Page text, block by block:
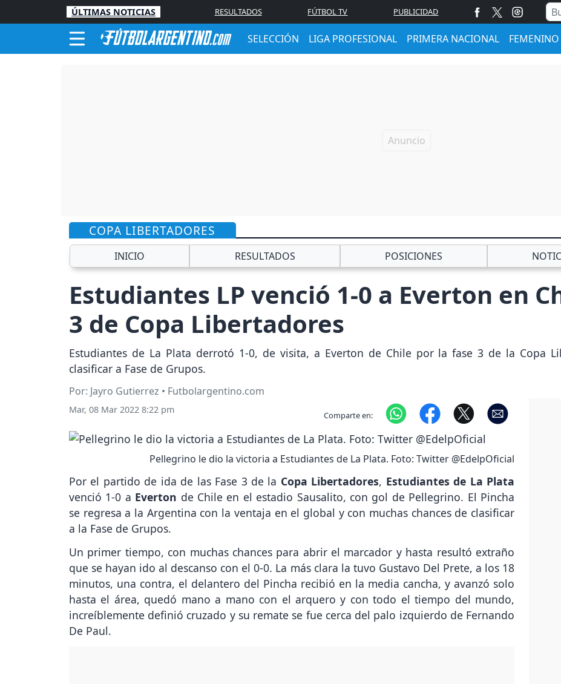
ÚLTIMAS NOTICIAS RESULTADOS FÚTBOL TV PUBLICIDAD
SELECCIÓN LIGA PROFESIONAL PRIMERA NACIONAL FEMENINO
COPA LIBERTADORES
INICIO RESULTADOS POSICIONES
Estudiantes LP venció 1-0 a Everton en
3 de Copa Libertadores
Estudiantes de La Plata derrotó 1-0, de visita, a Everton de Chile por la fase 3 de la Copa
clasificar a Fase de Grupos.
Por: Jayro Gutierrez • Futbolargentino.com
Mar, 08 Mar 2022 8:22 pm Comparte en:
Pellegrino le dio la victoria a Estudiantes de La Plata. Foto: Twitter @EdelpOficial
Por el partido de ida de las Fase 3 de la Copa Libertadores, Estudiantes de La Plata
venció 1-0 a Everton de Chile en el estadio Sausalito, con gol de Pellegrino. El Pincha
se regresa a la Argentina con la ventaja en el global y con muchas chances de clasificar
a la Fase de Grupos.
Un primer tiempo, con muchas chances para abrir el marcador y hasta resultó extraño
que se hayan ido al descanso con el 0-0. La más clara la tuvo Gustavo Del Prete, a los 18
minutos, una contra, el delantero del Pincha recibió en la media cancha, y avanzó solo
hasta el área, quedó mano a mano con el arquero y con todo el tiempo del mundo,
increíblemente definió cruzado y su remate se fue cerca del palo izquierdo de Fernando
De Paul.